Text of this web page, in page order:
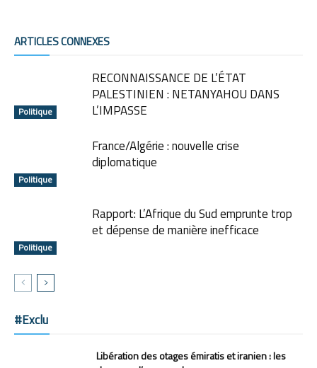
ARTICLES CONNEXES
Politique
RECONNAISSANCE DE L’ÉTAT
PALESTINIEN : NETANYAHOU DANS
L’IMPASSE
Politique
France/Algérie : nouvelle crise
diplomatique
Politique
Rapport: L’Afrique du Sud emprunte trop
et dépense de manière inefficace
#Exclu
Libération des otages émiratis et iranien : les